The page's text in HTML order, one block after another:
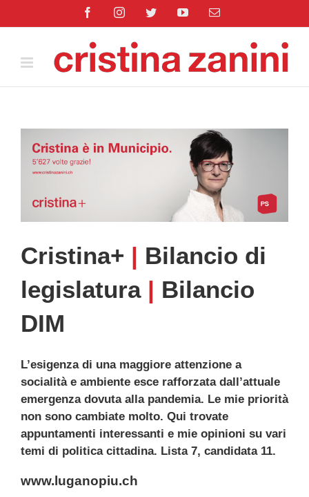
FacebookInstagramTwitterYouTubeEmail
Cristina+ | Bilancio di
legislatura| Bilancio
DIM
L’esigenza di una maggiore attenzione a
socialità e ambiente esce rafforzata dall’attuale
emergenza dovuta alla pandemia. Le mie priorità
non sono cambiate molto. Qui trovate
appuntamenti interessanti e mie opinioni su vari
temi di politica cittadina. Lista 7, candidata 11.
www.luganopiu.ch